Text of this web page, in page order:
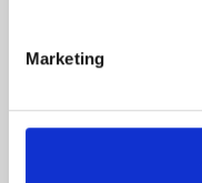
Marketing